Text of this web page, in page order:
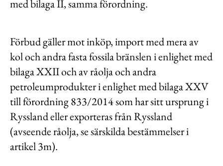
med bilaga II, samma förordning.
Förbud gäller mot inköp, import med mera av
kol och andra fasta fossila bränslen i enlighet med
bilaga XXII och av råolja och andra
petroleumprodukter i enlighet med bilaga XXV
till förordning 833/2014 som har sitt ursprung i
Ryssland eller exporteras från Ryssland
(avseende råolja, se särskilda bestämmelser i
artikel 3m).